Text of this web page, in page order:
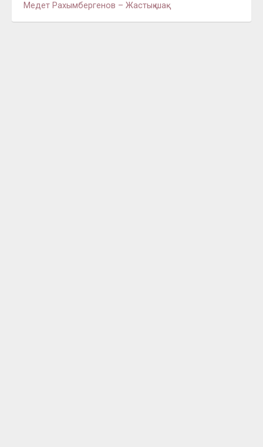
Медет Рахымбергенов – Жастық шақ